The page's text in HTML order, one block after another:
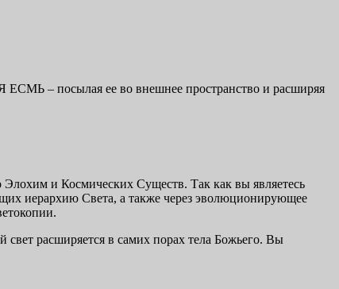
ЕСМЬ – посылая ее во внешнее пространство и расширяя
и Космических Существ. Так как вы являетесь
иерархию Света, а также через эволюционирующее
расширяется в самих порах тела Божьего. Вы